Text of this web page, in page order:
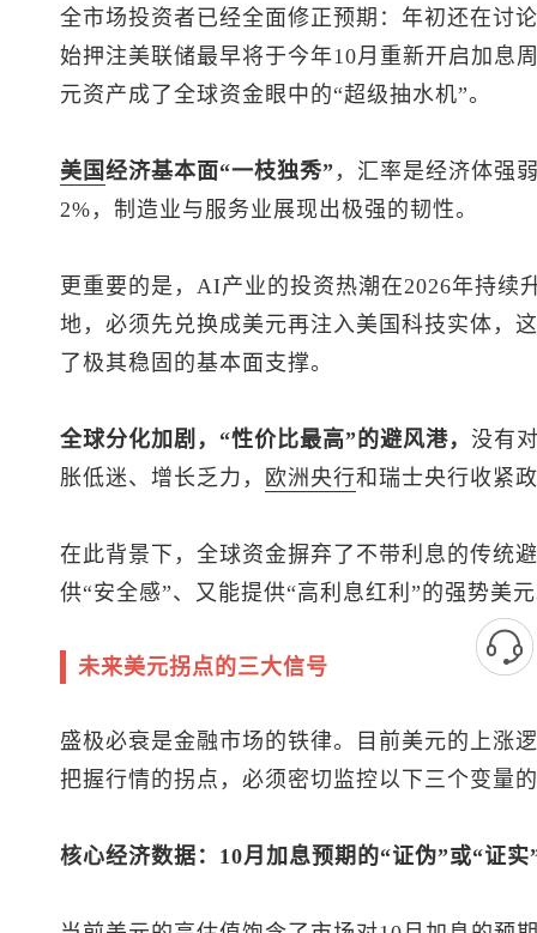
全市场投资者已经全面修正预期：年初还在讨
始押注美联储最早将于今年10月重新开启加息
元资产成了全球资金眼中的“超级抽水机”。
美国 经济基本面“一枝独秀” ，汇率是经济体强
2%，制造业与服务业展现出极强的韧性。
更重要的是，AI产业的投资热潮在2026年持续
地，必须先兑换成美元再注入美国科技实体，
了极其稳固的基本面支撑。
全球分化加剧，“性价比最高”的避风港， 没有
胀低迷、增长乏力， 欧洲央行和瑞士央行收紧
在此背景下，全球资金摒弃了不带利息的传统
供“安全感”、又能提供“高利息红利”的强势美
未来美元拐点的三大信号
盛极必衰是金融市场的铁律。目前美元的上涨
把握行情的拐点，必须密切监控以下三个变量
核心经济数据：10月加息预期的“证伪”或“证实